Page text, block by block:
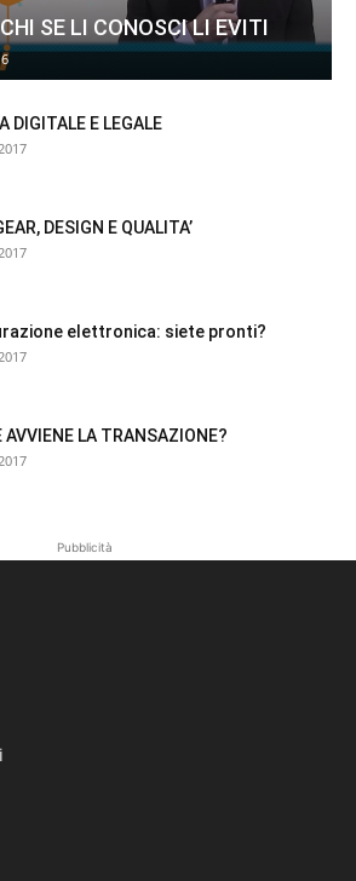
SE LI CONOSCI LI EVITI
DIGITALE E LEGALE
DESIGN E QUALITA’
elettronica: siete pronti?
AVVIENE LA TRANSAZIONE?
Pubblicità